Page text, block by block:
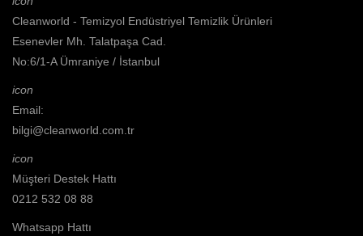
Cleanworld - Temizyol Endüstriyel Temizlik Ürünleri
Esenevler Mh. Talatpaşa Cad.
No:6/1-A Ümraniye / İstanbul
icon
Email:
bilgi@cleanworld.com.tr
icon
Müşteri Destek Hattı
0212 532 08 88
Whatsapp Hattı